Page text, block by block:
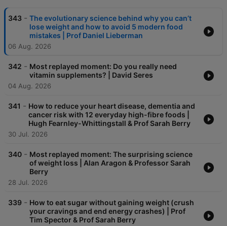
343 - The evolutionary science behind why you can’t
lose weight and how to avoid 5 modern food
mistakes | Prof Daniel Lieberman
06 Aug. 2026
342 - Most replayed moment: Do you really need
vitamin supplements? | David Seres
04 Aug. 2026
341 - How to reduce your heart disease, dementia and
cancer risk with 12 everyday high-fibre foods |
Hugh Fearnley-Whittingstall & Prof Sarah Berry
30 Jul. 2026
340 - Most replayed moment: The surprising science
of weight loss | Alan Aragon & Professor Sarah
Berry
28 Jul. 2026
339 - How to eat sugar without gaining weight (crush
your cravings and end energy crashes) | Prof
Tim Spector & Prof Sarah Berry